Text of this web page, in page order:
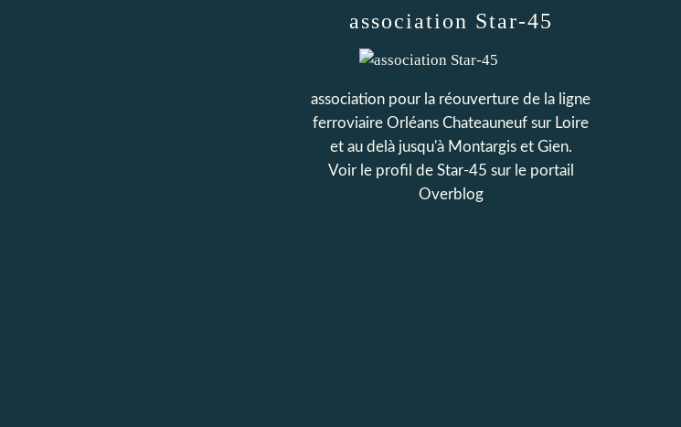
association Star-45
association pour la réouverture de la ligne
ferroviaire Orléans Chateauneuf sur Loire
et au delà jusqu'à Montargis et Gien.
Voir le profil de Star-45 sur le portail
Overblog